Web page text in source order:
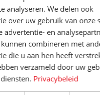
Intelligence ga je
van verschillende
Aan de hand
ga je BI-producten
en dashboards
en leveren. Deze
je door middel van
analyseren. We delen ook
over uw gebruik van onze
advertentie- en
kunnen combineren met
die u aan hen heeft
verzameld door uw
Privacybeleid